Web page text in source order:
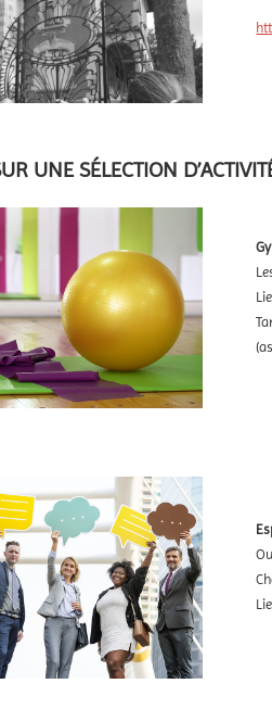
UNE SÉLECTION